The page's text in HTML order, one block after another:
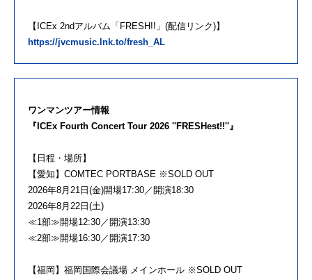
【ICEx 2ndアルバム「FRESH!!」(配信リンク)】
https://jvcmusic.lnk.to/fresh_AL
ワンマンツアー情報
『ICEx Fourth Concert Tour 2026 ''FRESHest!!''』
【日程・場所】
【愛知】COMTEC PORTBASE ※SOLD OUT
2026年8月21日(金)開場17:30／開演18:30
2026年8月22日(土)
≪1部≫開場12:30／開演13:30
≪2部≫開場16:30／開演17:30
【福岡】福岡国際会議場 メインホール ※SOLD OUT